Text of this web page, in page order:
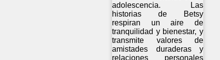
adolescencia. Las
historias de Betsy
respiran un aire de
tranquilidad y bienestar, y
transmite valores de
amistades duraderas y
relaciones personales